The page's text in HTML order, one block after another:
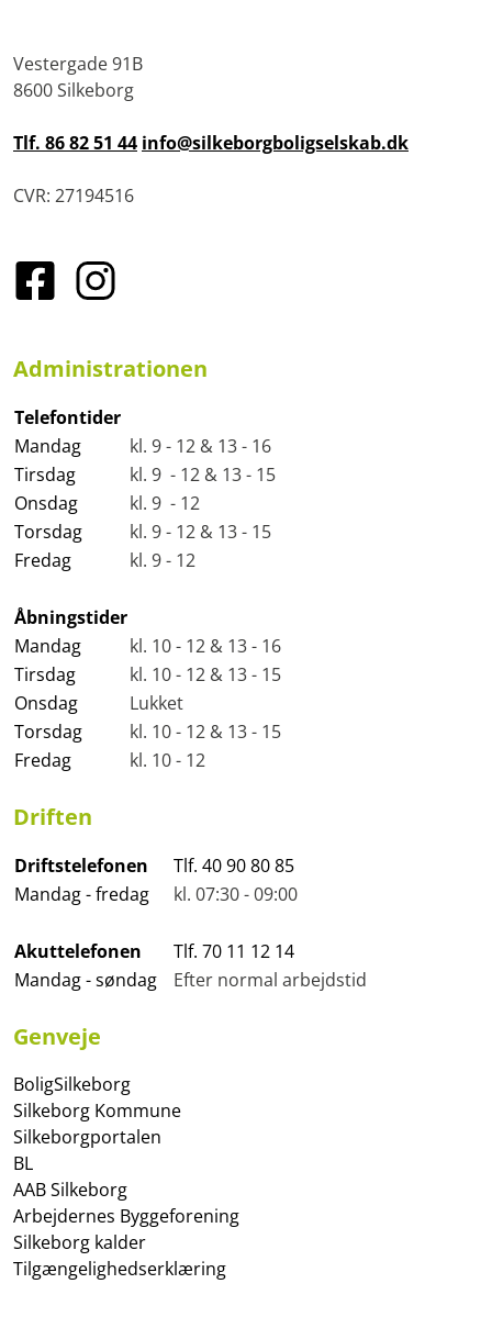
Vestergade 91B
8600 Silkeborg
Tlf. 86 82 51 44 info@silkeborgboligselskab.dk
CVR: 27194516
Administrationen
Telefontider
Mandag
kl. 9 - 12 & 13 - 16
Tirsdag
kl. 9 - 12 & 13 - 15
Onsdag
kl. 9 - 12
Torsdag
kl. 9 - 12 & 13 - 15
Fredag
kl. 9 - 12
Åbningstider
Mandag
kl. 10 - 12 & 13 - 16
Tirsdag
kl. 10 - 12 & 13 - 15
Onsdag
Lukket
Torsdag
kl. 10 - 12 & 13 - 15
Fredag
kl. 10 - 12
Driften
Driftstelefonen
Tlf. 40 90 80 85
Mandag - fredag
kl. 07:30 - 09:00
Akuttelefonen
Tlf. 70 11 12 14
Mandag - søndag
Efter normal arbejdstid
Genveje
BoligSilkeborg
Silkeborg Kommune
Silkeborgportalen
BL
AAB Silkeborg
Arbejdernes Byggeforening
Silkeborg kalder
Tilgængelighedserklæring